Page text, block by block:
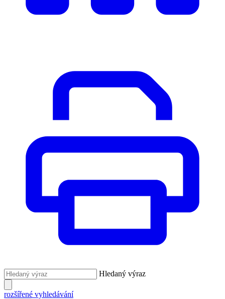
Hledaný výraz
rozšířené vyhledávání